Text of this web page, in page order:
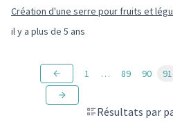
il y a plus de 5 ans
Création d'une serre pour fruits et
Résultats par
1 … 89 90 91